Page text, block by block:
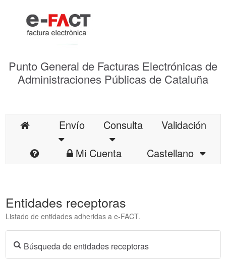
Punto General de Facturas Electrónicas de
Administraciones Públicas de Cataluña
Envío Consulta
Validación
Mi Cuenta
Castellano
Entidades receptoras
Listado de entidades adheridas a e-FACT.
Búsqueda de entidades receptoras